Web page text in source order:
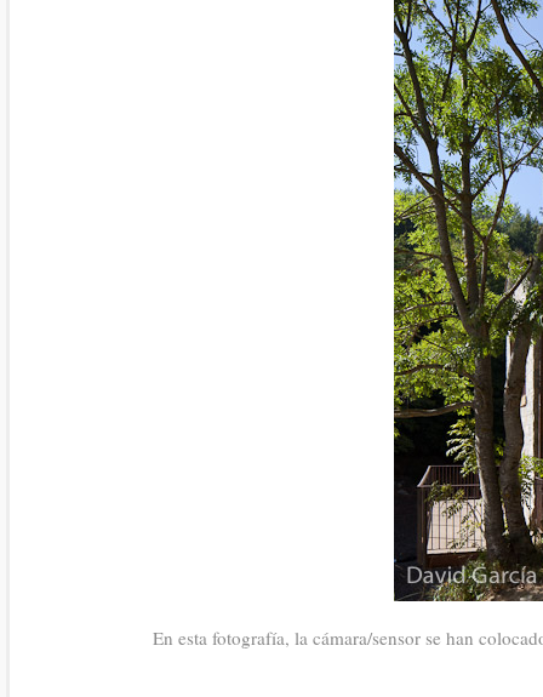
En esta fotografía, la cámara/sensor se han